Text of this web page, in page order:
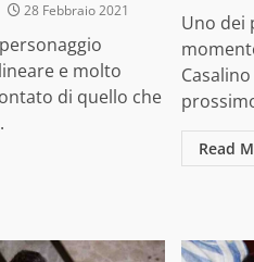
28 Febbraio 2021
e molto
di quello che
Uno dei
Read